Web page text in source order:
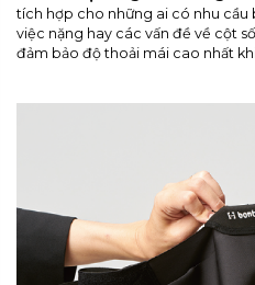
tích hợp cho những ai có nhu cầu
việc nặng hay các vấn đề về cột
đảm bảo độ thoải mái cao nhất